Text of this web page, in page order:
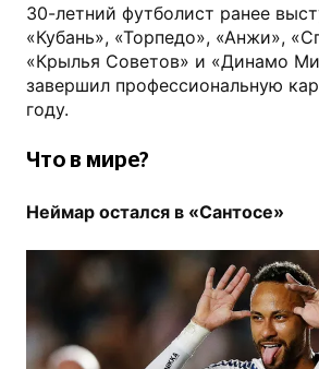
30-летний футболист ранее
«Кубань», «Торпедо», «Анжи»,
«Крылья Советов» и «Динамо
завершил профессиональную
году.
Что в мире?
Неймар остался в «Сантосе»